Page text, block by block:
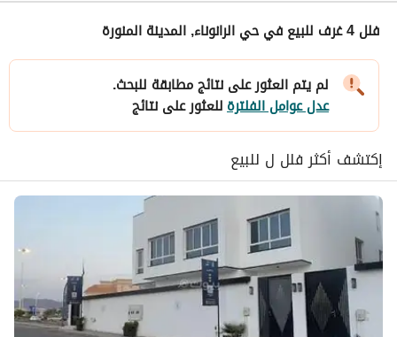
فلل 4 غرف للبيع في حي الرانوناء, المدينة المنورة
لم يتم العثور على نتائج مطابقة للبحث.
عدل عوامل الفلترةللعثور على نتائج
إكتشف أكثر فلل ل للبيع